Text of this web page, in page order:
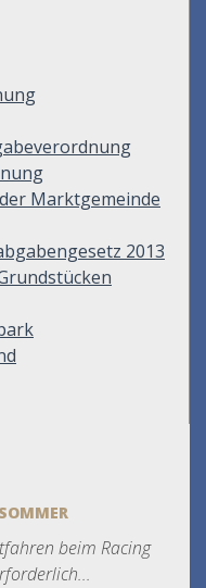
Marktgemeinde
2013
beim Racing